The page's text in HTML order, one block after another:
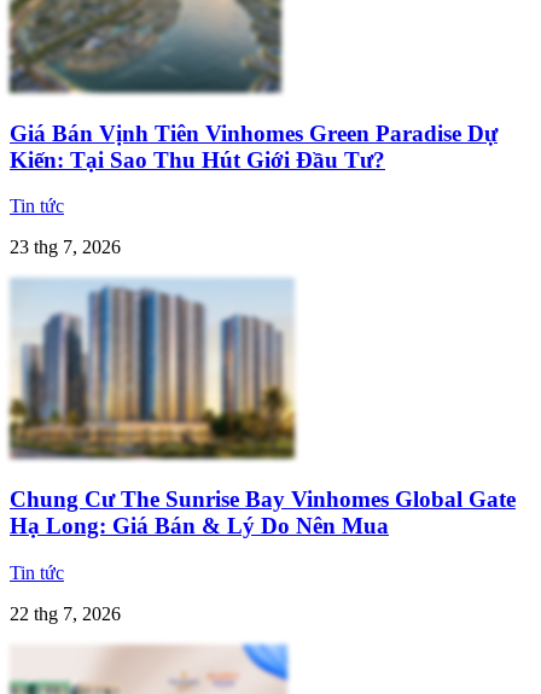
Giá Bán Vịnh Tiên Vinhomes Green Paradise Dự
Kiến: Tại Sao Thu Hút Giới Đầu Tư?
Tin tức
23 thg 7, 2026
Chung Cư The Sunrise Bay Vinhomes Global Gate
Hạ Long: Giá Bán & Lý Do Nên Mua
Tin tức
22 thg 7, 2026